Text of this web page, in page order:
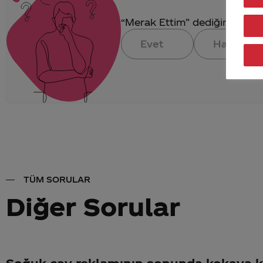
“Merak Ettim” dediğin
Evet
Hayır
TÜM SORULAR
Diğer Sorular